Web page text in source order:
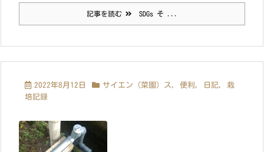
記事を読む SDGs そ ...
2022年8月12日 サイエン（菜園）ス, 便利 , 日記, 栽
培記録